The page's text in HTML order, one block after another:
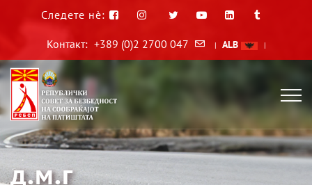
Следете нè:
Контакт: +389 (0)2 2700 047 | ALB |
д.м.г